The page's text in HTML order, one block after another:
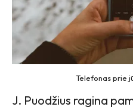
Telefonas prie
J. Puodžius ragina